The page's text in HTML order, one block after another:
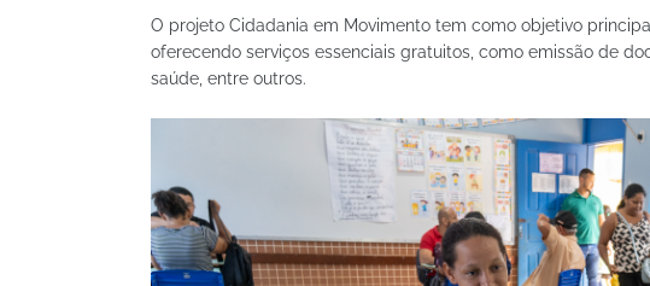
O projeto Cidadania em Movimento tem como objetivo
oferecendo serviços essenciais gratuitos, como emissão de
saúde, entre outros.